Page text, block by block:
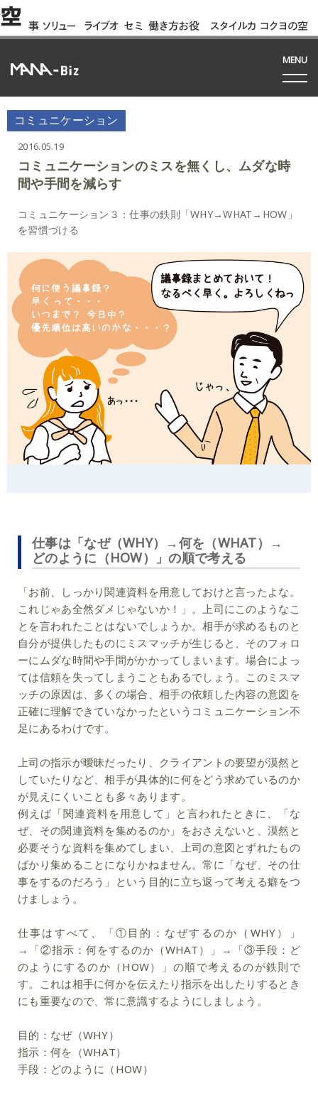
空 事
例
ソリュー
ション
ライブオ
フィス
セミ
ナー
働き方お役
立ち資料
スタイルカ
タログ
コクヨの空
間って!?
MENU
コミュニケーション
2016.05.19
コミュニケーションのミスを無くし、ムダな時
間や手間を減らす
コミュニケーション３：仕事の鉄則「WHY→WHAT→HOW」
を習慣づける
仕事は「なぜ（WHY）→何を（WHAT）→
どのように（HOW）」の順で考える
「お前、しっかり関連資料を用意しておけと言ったよな。
これじゃあ全然ダメじゃないか！」。上司にこのようなこ
とを言われたことはないでしょうか。相手が求めるものと
自分が提供したものにミスマッチが生じると、そのフォロ
ーにムダな時間や手間がかかってしまいます。場合によっ
ては信頼を失ってしまうこともあるでしょう。このミスマ
ッチの原因は、多くの場合、相手の依頼した内容の意図を
正確に理解できていなかったというコミュニケーション不
足にあるわけです。
上司の指示が曖昧だったり、クライアントの要望が漠然と
していたりなど、相手が具体的に何をどう求めているのか
が見えにくいことも多々あります。
例えば「関連資料を用意して」と言われたときに、「な
ぜ、その関連資料を集めるのか」をおさえないと、漠然と
必要そうな資料を集めてしまい、上司の意図とずれたもの
ばかり集めることになりかねません。常に「なぜ、その仕
事をするのだろう」という目的に立ち返って考える癖をつ
けましょう。
仕事はすべて、「①目的：なぜするのか（WHY）」
→「②指示：何をするのか（WHAT）」→「③手段：ど
のようにするのか（HOW）」の順で考えるのが鉄則で
す。これは相手に何かを伝えたり指示を出したりするとき
にも重要なので、常に意識するようにしましょう。
目的：なぜ（WHY）
指示：何を（WHAT）
手段：どのように（HOW）